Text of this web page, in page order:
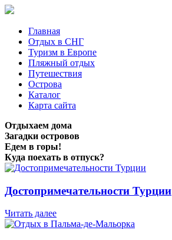
Главная
Отдых в СНГ
Туризм в Европе
Пляжный отдых
Путешествия
Острова
Каталог
Карта сайта
Отдыхаем дома
Загадки островов
Едем в горы!
Куда поехать в отпуск?
Достопримечательности Турции
Читать далее